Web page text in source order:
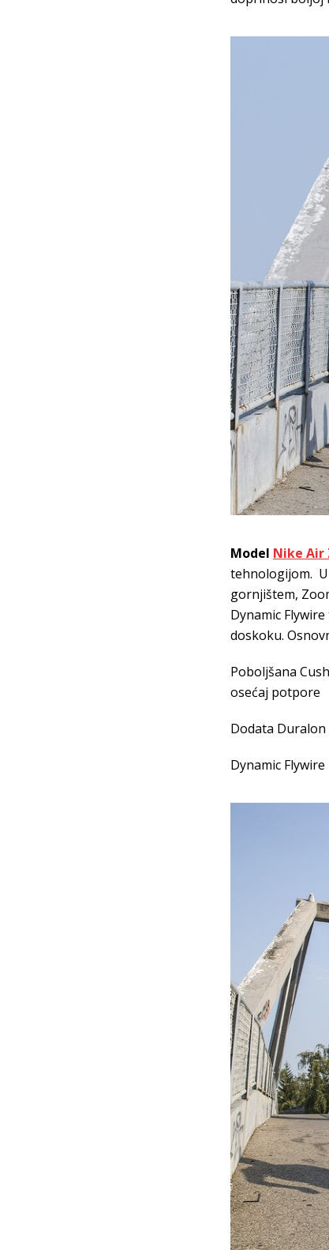
Model Nike Air
tehnologijom. U
gornjištem,
Dynamic
doskoku.
Poboljšana
osećaj potpore
Dodata
Dynamic